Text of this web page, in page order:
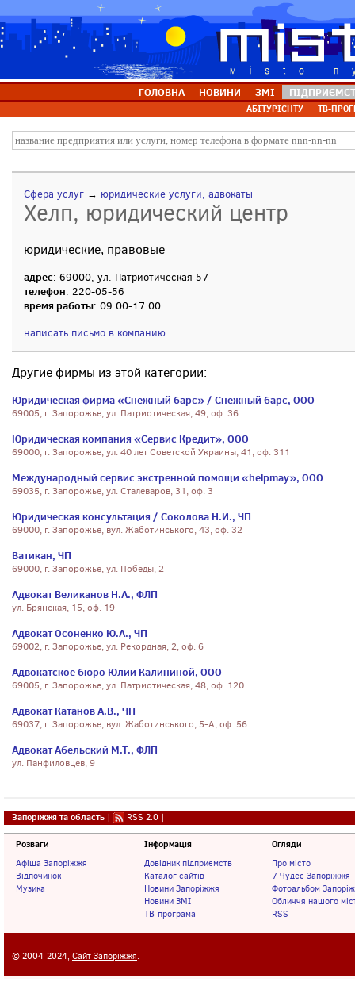
ГОЛОВНА НОВИНИ ЗМІ
АБІТУРІЄНТУ ТВ-
Сфера услуг → юридические услуги, адвокаты
Хелп, юридический центр
юридические, правовые
адрес: 69000, ул. Патриотическая 57
телефон: 220-05-56
время работы: 09.00-17.00
написать письмо в компанию
Другие фирмы из этой категории:
Юридическая фирма «Снежный барс» / Снежный барс, ООО
69005, г. Запорожье, ул. Патриотическая, 49, оф. 36
Юридическая компания «Сервис Кредит», ООО
69000, г. Запорожье, ул. 40 лет Советской Украины, 41, оф. 311
Международный сервис экстренной помощи «helpmay», ООО
69035, г. Запорожье, ул. Сталеваров, 31, оф. 3
Юридическая консультация / Соколова Н.И., ЧП
69000, г. Запорожье, вул. Жаботинського, 43, оф. 32
Ватикан, ЧП
69000, г. Запорожье, ул. Победы, 2
Адвокат Великанов Н.А., ФЛП
ул. Брянская, 15, оф. 19
Адвокат Осоненко Ю.А., ЧП
69002, г. Запорожье, ул. Рекордная, 2, оф. 6
Адвокатское бюро Юлии Калининой, ООО
69005, г. Запорожье, ул. Патриотическая, 48, оф. 120
Адвокат Катанов А.В., ЧП
69037, г. Запорожье, вул. Жаботинського, 5-А, оф. 56
Адвокат Абельский М.Т., ФЛП
ул. Панфиловцев, 9
Запоріжжя та область | RSS 2.0 |
Розваги
Афіша Запоріжжя
Відпочинок
Музика
Інформація
Довідник підприємств
Каталог сайтів
Новини Запоріжжя
Новини ЗМІ
ТВ-програма
Огляди
Про місто
7 Чудес Запоріжжя
Фотоальбом
Обличчя нашого
RSS
© 2004-2024, Сайт Запоріжжя.